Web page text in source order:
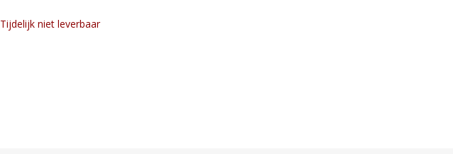
Tijdelijk niet leverbaar